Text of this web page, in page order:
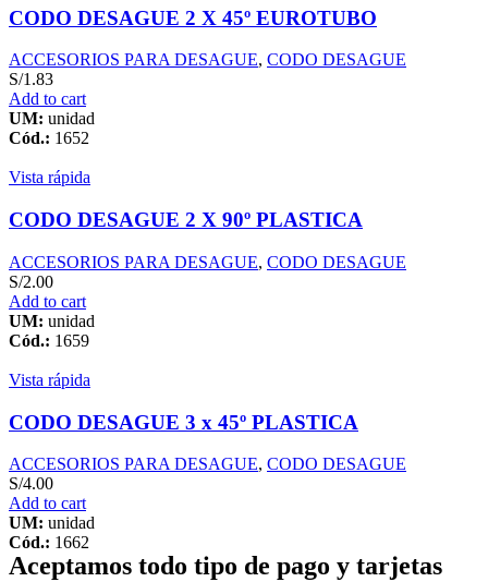
CODO DESAGUE 2 X 45º EUROTUBO
ACCESORIOS PARA DESAGUE, CODO DESAGUE
S/1.83
Add to cart
UM: unidad
Cód.: 1652
Vista rápida
CODO DESAGUE 2 X 90º PLASTICA
ACCESORIOS PARA DESAGUE, CODO DESAGUE
S/2.00
Add to cart
UM: unidad
Cód.: 1659
Vista rápida
CODO DESAGUE 3 x 45º PLASTICA
ACCESORIOS PARA DESAGUE, CODO DESAGUE
S/4.00
Add to cart
UM: unidad
Cód.: 1662
Aceptamos todo tipo de pago y tarjetas